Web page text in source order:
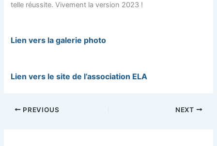
telle réussite. Vivement la version 2023 !
Lien vers la galerie photo
Lien vers le site de l’association ELA
PREVIOUS NEXT